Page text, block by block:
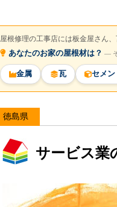
屋根修理の工事店には板金屋さん
あなたのお家の屋根材は？ ―
金属 瓦 セメン
徳島県
サービス業